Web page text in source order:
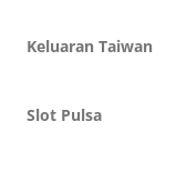
Keluaran Taiwan
Slot Pulsa